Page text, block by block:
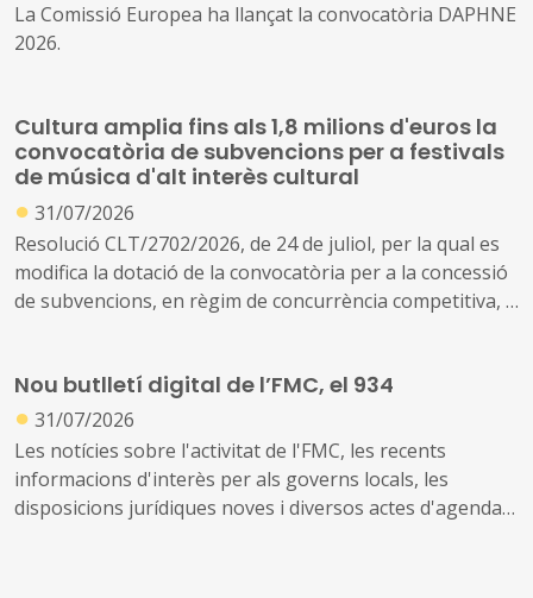
La Comissió Europea ha llançat la convocatòria DAPHNE
2026.
Cultura amplia fins als 1,8 milions d'euros la
convocatòria de subvencions per a festivals
de música d'alt interès cultural
● 31/07/2026
Resolució CLT/2702/2026, de 24 de juliol, per la qual es
modifica la dotació de la convocatòria per a la concessió
de subvencions, en règim de concurrència competitiva, a
Nou butlletí digital de l’FMC, el 934
● 31/07/2026
Les notícies sobre l'activitat de l'FMC, les recents
informacions d'interès per als governs locals, les
disposicions jurídiques noves i diversos actes d'agenda